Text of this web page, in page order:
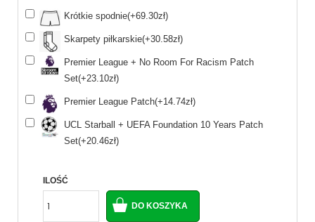
Krótkie spodnie(+69.30zł)
Skarpety piłkarskie(+30.58zł)
Premier League + No Room For Racism Patch
Set(+23.10zł)
Premier League Patch(+14.74zł)
UCL Starball + UEFA Foundation 10 Years Patch
Set(+20.46zł)
ILOŚĆ